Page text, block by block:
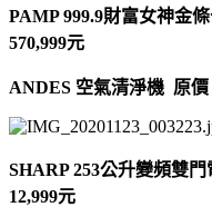
PAMP 999.9財富女神金
570,999元
ANDES 空氣清淨機 原價
SHARP 253公升變頻雙
12,999元